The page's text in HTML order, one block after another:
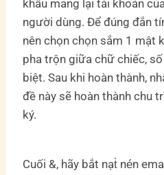
khẩu mang lại tài khoản
người dùng. Để đúng đắn
nên chọn chọn sắm 1 mật
pha trộn giữa chữ chiếc,
biệt. Sau khi hoàn thành,
đề này sẽ hoàn thành chu
ký.
Cuối &, hãy bắt nạt̀ nén